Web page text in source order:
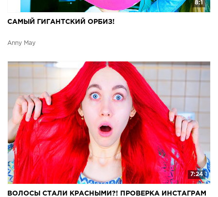
8:1
САМЫЙ ГИГАНТСКИЙ ОРБИЗ!
Anny May
7:24
ВОЛОСЫ СТАЛИ КРАСНЫМИ?! ПРОВЕРКА ИНСТАГРАМ